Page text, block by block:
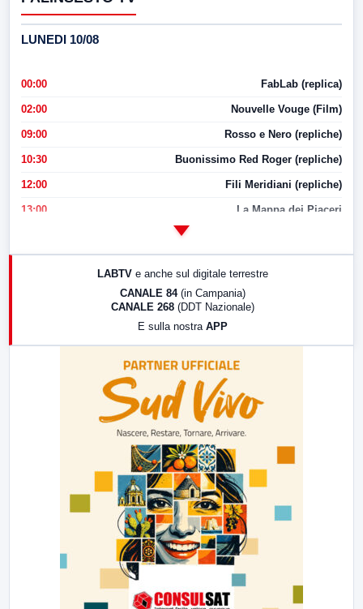
LUNEDI 10/08
00:00 FabLab (replica)
02:00 Nouvelle Vouge (Film)
09:00 Rosso e Nero (repliche)
10:30 Buonissimo Red Roger (repliche)
12:00 Fili Meridiani (repliche)
13:00 La Mappa dei Piaceri
LABTV e anche sul digitale terrestre
CANALE 84 (in Campania)
CANALE 268 (DDT Nazionale)
E sulla nostra APP